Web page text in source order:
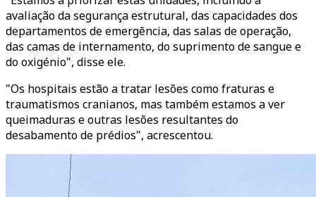
avaliação da segurança estrutural, das capacidades dos
departamentos de emergência, das salas de operação,
das camas de internamento, do suprimento de sangue e
do oxigénio", disse ele.
"Os hospitais estão a tratar lesões como fraturas e
traumatismos cranianos, mas também estamos a ver
queimaduras e outras lesões resultantes do
desabamento de prédios", acrescentou.